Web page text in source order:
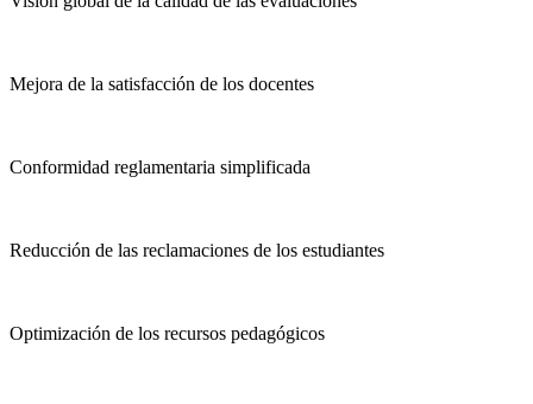
Mejora de la satisfacción de los docentes
Conformidad reglamentaria simplificada
Reducción de las reclamaciones de los estudiantes
Optimización de los recursos pedagógicos